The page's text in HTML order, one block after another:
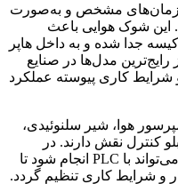
مشخص و به‌صورت
این شوک هوایی باعث
جدا شده و به داخل هاپر
مدل‌ها در صنایع
شرایط کاری پیوسته عملکرد
هوا، شیر سلنوئیدی،
کنترل نقش دارند. در
مدل‌های پیشرفته‌تر، کنترل پاکسازی می‌تواند با PLC انجام شود تا
و شرایط کاری تنظیم گردد.